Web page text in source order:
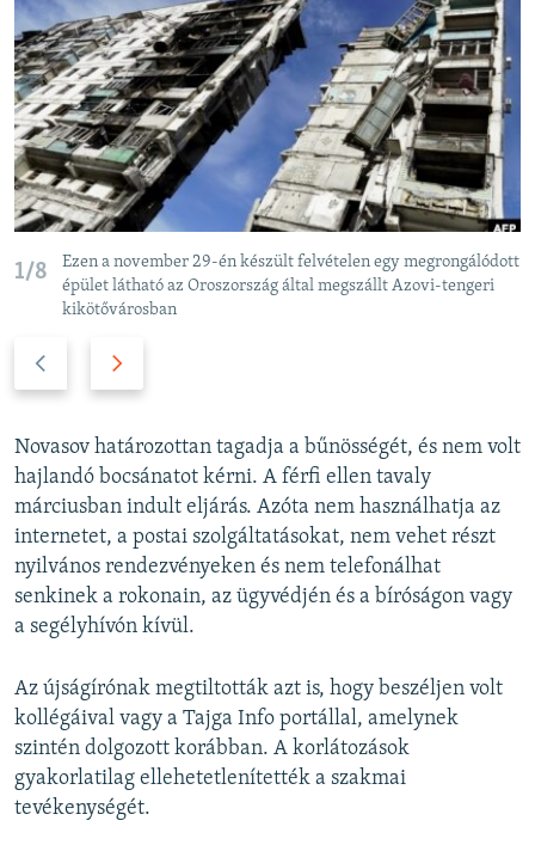
1/8
Ezen a november 29-én készült felvételen egy megrongálódott
épület látható az Oroszország által megszállt Azovi-tengeri
kikötővárosban
v
i
o
u
s
s
l
d
e
t
s
l
i
d
e
Novasov határozottan tagadja a bűnösségét, és nem volt
hajlandó bocsánatot kérni. A férfi ellen tavaly
márciusban indult eljárás. Azóta nem használhatja az
internetet, a postai szolgáltatásokat, nem vehet részt
nyilvános rendezvényeken és nem telefonálhat
senkinek a rokonain, az ügyvédjén és a bíróságon vagy
a segélyhívón kívül.
Az újságírónak megtiltották azt is, hogy beszéljen volt
kollégáival vagy a Tajga Info portállal, amelynek
szintén dolgozott korábban. A korlátozások
gyakorlatilag ellehetetlenítették a szakmai
tevékenységét.